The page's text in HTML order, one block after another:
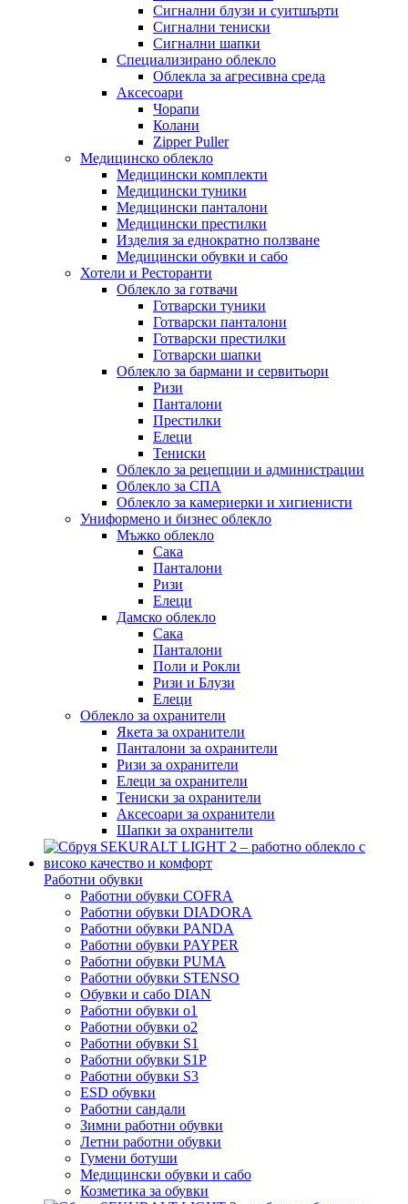
Сигнални блузи и суитшърти
Сигнални тениски
Сигнални шапки
Специализирано облекло
Облекла за агресивна среда
Аксесоари
Чорапи
Колани
Zipper Puller
Медицинско облекло
Медицински комплекти
Медицински туники
Медицински панталони
Медицински престилки
Изделия за еднократно ползване
Медицински обувки и сабо
Хотели и Ресторанти
Облекло за готвачи
Готварски туники
Готварски панталони
Готварски престилки
Готварски шапки
Облекло за бармани и сервитьори
Ризи
Панталони
Престилки
Елеци
Тениски
Облекло за рецепции и администрации
Облекло за СПА
Облекло за камериерки и хигиенисти
Униформено и бизнес облекло
Мъжко облекло
Сака
Панталони
Ризи
Елеци
Дамско облекло
Сака
Панталони
Поли и Рокли
Ризи и Блузи
Елеци
Облекло за охранители
Якета за охранители
Панталони за охранители
Ризи за охранители
Елеци за охранители
Тениски за охранители
Аксесоари за охранители
Шапки за охранители
Работни обувки
Работни обувки COFRA
Работни обувки DIADORA
Работни обувки PANDA
Работни обувки PAYPER
Работни обувки PUMA
Работни обувки STENSO
Обувки и сабо DIAN
Работни обувки o1
Работни обувки o2
Работни обувки S1
Работни обувки S1P
Работни обувки S3
ESD обувки
Работни сандали
Зимни работни обувки
Летни работни обувки
Гумени ботуши
Медицински обувки и сабо
Козметика за обувки